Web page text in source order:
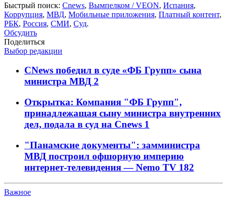
Быстрый поиск: Cnews, Вымпелком / VEON, Испания,
Коррупция, МВД, Мобильные приложения, Платный контент,
РБК, Россия, СМИ, Суд.
Обсудить
Поделиться
Выбор редакции
CNews победил в суде «ФБ Групп» сына
министра МВД 2
Открытка: Компания "ФБ Групп",
принадлежащая сыну министра внутренних
дел, подала в суд на Cnews 1
"Панамские документы": замминистра
МВД построил офшорную империю
интернет-телевидения — Nemo TV 182
Важное